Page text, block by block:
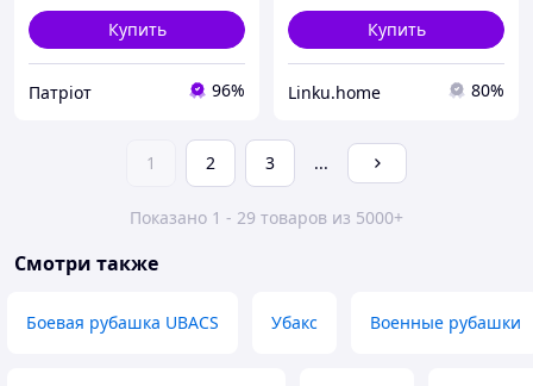
Купить
Патріот 96%
Купить
Linku.home 80%
1 2 3 ...
Показано 1 - 29 товаров из 5000+
Смотри также
Боевая рубашка UBACS Убакс Военные рубашки